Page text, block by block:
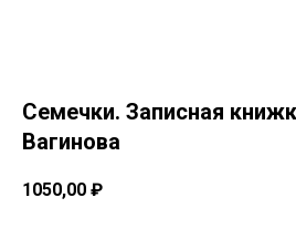
Семечки. Записная
Вагинова
1050,00 ₽